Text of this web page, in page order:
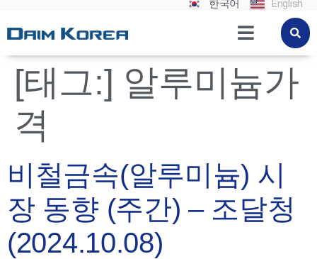
한국어 English
[태그:] 알루미늄가
격
비철금속(알루미늄) 시
장 동향 (주간) – 조달청
(2024.10.08)